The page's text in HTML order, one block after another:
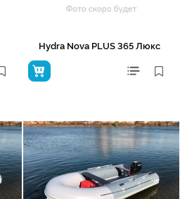
Hydra Nova PLUS 365 Люкс